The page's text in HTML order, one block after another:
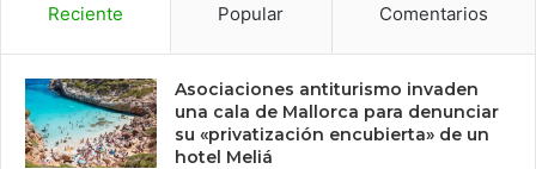
Reciente Popular Comentarios
Asociaciones antiturismo invaden
una cala de Mallorca para denunciar
su «privatización encubierta» de un
hotel Meliá